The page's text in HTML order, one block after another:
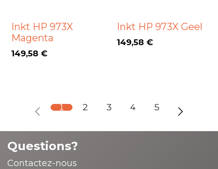
Inkt HP 973X
Magenta
149,58 €
Inkt HP 973X Geel
149,58 €
1 2 3 4 5
Questions?
Contactez-nous